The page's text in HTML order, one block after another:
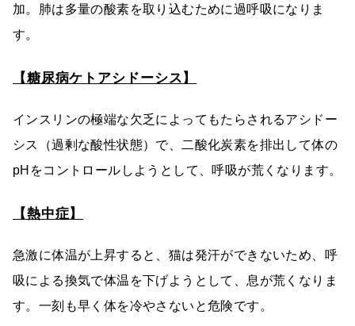
加。肺は多量の酸素を取り込むために過呼吸になりま
す。
【糖尿病ケトアシドーシス】
インスリンの極端な欠乏によってもたらされるアシドー
シス（過剰な酸性状態）で、二酸化炭素を排出して体の
pHをコントロールしようとして、呼吸が荒くなります。
【熱中症】
急激に体温が上昇すると、猫は発汗ができないため、呼
吸による換気で体温を下げようとして、息が荒くなりま
す。一刻も早く体を冷やさないと危険です。